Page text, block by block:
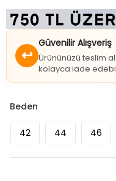
↩
Güvenilir Alışveriş
Ürününüzü teslim
kolayca iade
Beden
42 44 46